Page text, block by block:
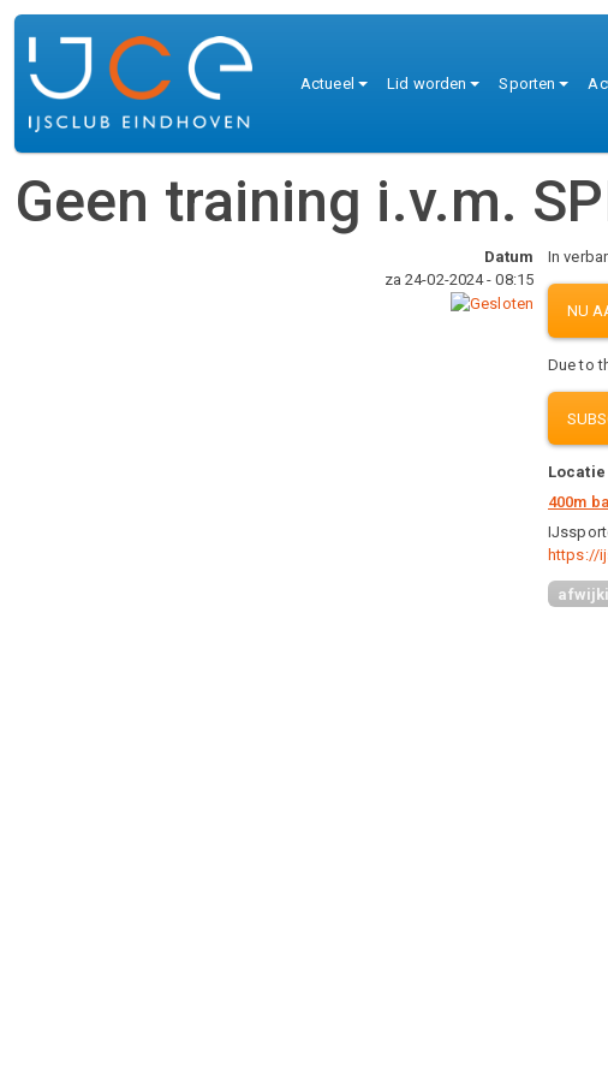
Overslaan en naar de inhoud gaan
Hoofdnavigatie
Actueel Lid worden Sporten
Geen training i.v.m.
Datum
za 24-02-2024 - 08:15
In
NU
Due to
Locatie
400m
https://